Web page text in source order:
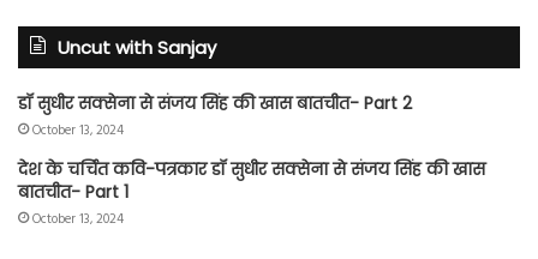
Uncut with Sanjay
डॉ सुधीर सक्सेना से संजय सिंह की खास बातचीत- Part 2
October 13, 2024
देश के चर्चित कवि-पत्रकार डॉ सुधीर सक्सेना से संजय सिंह की खास
बातचीत- Part 1
October 13, 2024